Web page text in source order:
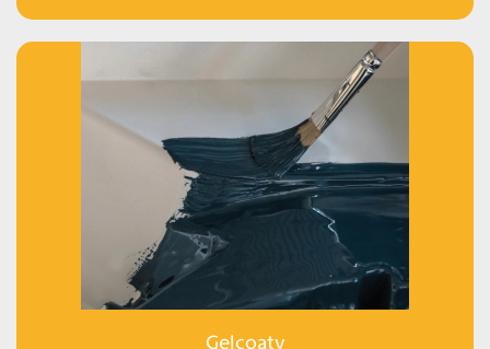
Gelcoaty